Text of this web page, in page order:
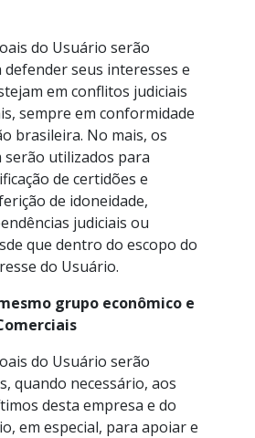
do Usuário serão
seus interesses e
em conflitos judiciais
sempre em conformidade
brasileira. No mais, os
serão utilizados para
de certidões e
de idoneidade,
judiciais ou
que dentro do escopo do
do Usuário.
grupo econômico e
do Usuário serão
quando necessário, aos
desta empresa e do
em especial, para apoiar e